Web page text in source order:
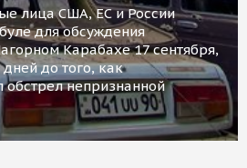
лица США, ЕС и России
для обсуждения
Карабахе 17 сентября,
до того, как
непризнанной